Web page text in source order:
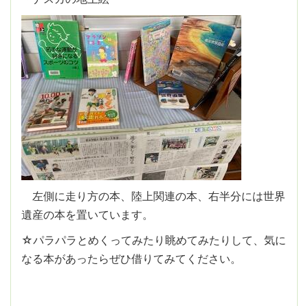
左側に走り方の本、陸上関連の本、右半分には世界
遺産の本を置いています。
☆パラパラとめくってみたり眺めてみたりして、気に
なる本があったらぜひ借りてみてください。